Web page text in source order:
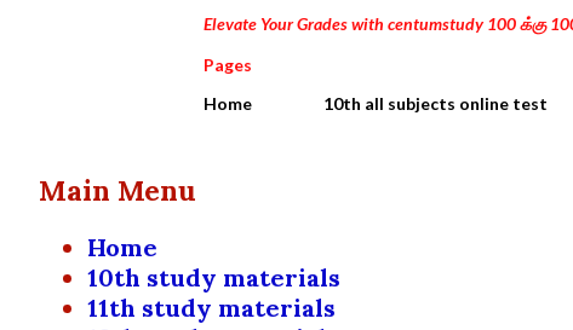
Elevate Your Grades with centumstudy 100
Pages
Home
10th all subjects online test
Main Menu
Home
10th study materials
11th study materials